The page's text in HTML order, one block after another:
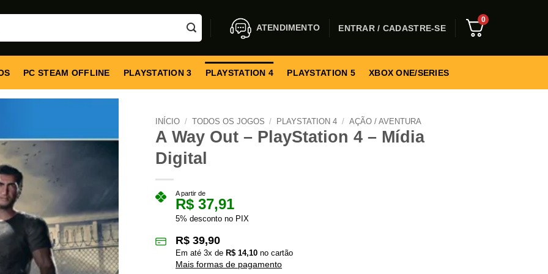
ATENDIMENTO ENTRAR / CADASTRE-SE
0
PC STEAM OFFLINE PLAYSTATION 3 PLAYSTATION 4 PLAYSTATION 5 XBOX ONE/SERIES
INÍCIO / TODOS OS JOGOS / PLAYSTATION 4 / AÇÃO / AVENTURA
A Way Out – PlayStation 4 – Mídia
Digital
A partir de
R$ 37,91
5% desconto no PIX
R$ 39,90
Em até 3x de R$ 14,10 no cartão
Mais formas de pagamento